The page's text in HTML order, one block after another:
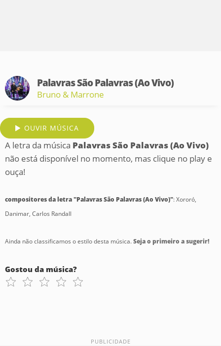
Palavras São Palavras (Ao Vivo)
Bruno & Marrone
OUVIR MÚSICA
A letra da música Palavras São Palavras (Ao Vivo)
não está disponível no momento, mas clique no play e
ouça!
compositores da letra "Palavras São Palavras (Ao Vivo)": Xororó,
Danimar, Carlos Randall
Ainda não classificamos o estilo desta música.Seja o primeiro a sugerir!
Gostou da música?